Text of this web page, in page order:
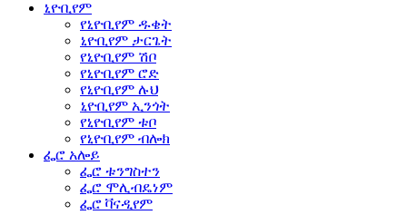
ኒዮቢየም
የኒዮቢየም ዱቄት
ኒዮቢየም ታርጌት
የኒዮቢየም ሽቦ
የኒዮቢየም ሮድ
የኒዮቢየም ሉህ
ኒዮቢየም ኢንጎት
የኒዮቢየም ቱቦ
የኒዮቢየም ብሎክ
ፌሮ አሎይ
ፌሮ ቱንግስተን
ፌሮ ሞሊብዴነም
ፌሮ ቫናዲየም